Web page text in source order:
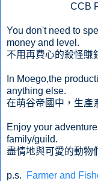
CCB
You don't need to
money and level.
不用再費心的殺怪賺
In Moego,the
anything else.
在萌谷帝國中，生產
Enjoy your
family/guild.
盡情地與可愛的動物
p.s. Farmer and